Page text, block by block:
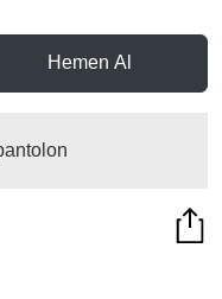
Hemen Al